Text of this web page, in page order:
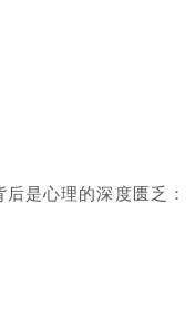
是心理的深度匮乏：